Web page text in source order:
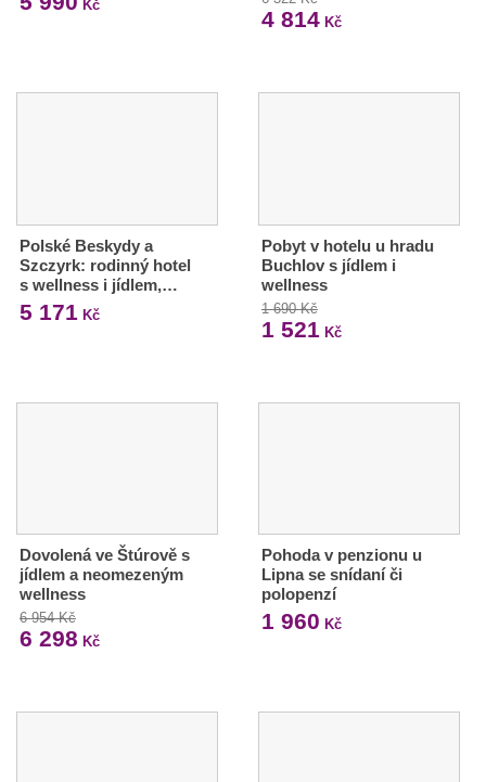
Kč
4 814Kč
Polské Beskydy a
Szczyrk: rodinný hotel
s wellness i jídlem,…
5 171 Kč
Pobyt v hotelu u hradu
Buchlov s jídlem i
wellness
1 690 Kč
1 521 Kč
Dovolená ve Štúrově s
jídlem a neomezeným
wellness
6 954 Kč
6 298 Kč
Pohoda v penzionu u
Lipna se snídaní či
polopenzí
1 960 Kč